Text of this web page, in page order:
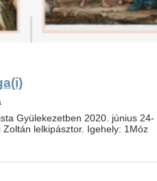
Gyülekezetben 2020. június 24-
lelkipásztor. Igehely: 1Móz